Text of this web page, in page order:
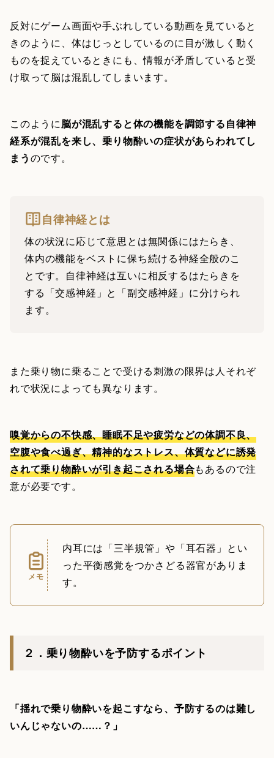
反対にゲーム画面や手ぶれしている動画を見ていると
きのように、体はじっとしているのに目が激しく動く
ものを捉えているときにも、情報が矛盾していると受
け取って脳は混乱してしまいます。
このように脳が混乱すると体の機能を調節する自律神
経系が混乱を来し、乗り物酔いの症状があらわれてし
まうのです。
自律神経とは
体の状況に応じて意思とは無関係にはたらき、
体内の機能をベストに保ち続ける神経全般のこ
とです。自律神経は互いに相反するはたらきを
する「交感神経」と「副交感神経」に分けられ
ます。
また乗り物に乗ることで受ける刺激の限界は人それぞ
れで状況によっても異なります。
嗅覚からの不快感、睡眠不足や疲労などの体調不良、
空腹や食べ過ぎ、精神的なストレス、体質などに誘発
されて乗り物酔いが引き起こされる場合もあるので注
意が必要です。
メモ
内耳には「三半規管」や「耳石器」とい
った平衡感覚をつかさどる器官がありま
す。
２．乗り物酔いを予防するポイント
「揺れで乗り物酔いを起こすなら、予防するのは難し
いんじゃないの……？」